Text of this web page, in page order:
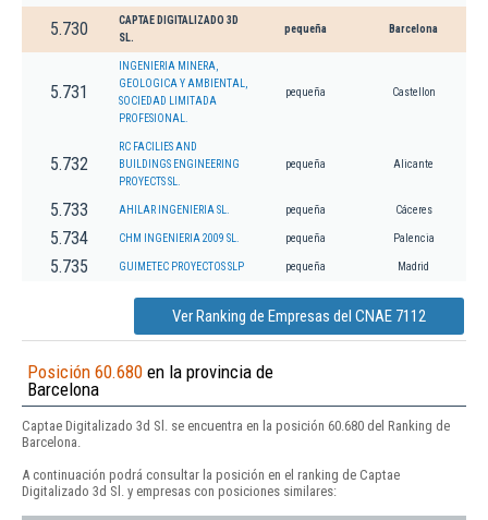
5.730
CAPTAE DIGITALIZADO 3D
SL.
pequeña Barcelona
5.731
INGENIERIA MINERA,
GEOLOGICA Y AMBIENTAL,
SOCIEDAD LIMITADA
PROFESIONAL.
pequeña Castellon
5.732
RC FACILIES AND
BUILDINGS ENGINEERING
PROYECTS SL.
pequeña Alicante
5.733 AHILAR INGENIERIA SL. pequeña Cáceres
5.734 CHM INGENIERIA 2009 SL. pequeña Palencia
5.735 GUIMETEC PROYECTOS SLP pequeña Madrid
Ver Ranking de Empresas del CNAE 7112
Posición 60.680 en la provincia de
Barcelona
Captae Digitalizado 3d Sl. se encuentra en la posición 60.680 del Ranking de
Barcelona.
A continuación podrá consultar la posición en el ranking de Captae
Digitalizado 3d Sl. y empresas con posiciones similares: